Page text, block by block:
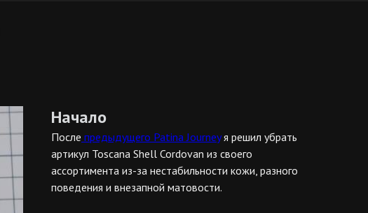
Начало
После предыдущего Patina Journeyя решил убрать
артикул Toscana Shell Cordovan из своего
ассортимента из-за нестабильности кожи, разного
поведения и внезапной матовости.